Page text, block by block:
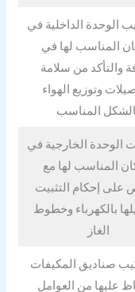
الوحدة الداخلية في
المناسب لها في
والتأكد من سلامة
وتوزيع الهواء
المناسب
الوحدة الخارجية في
المناسب لها مع
على إحكام التثبيت
بالكهرباء وخطوط
الغاز
صناديق المكيفات
عليها من العوامل